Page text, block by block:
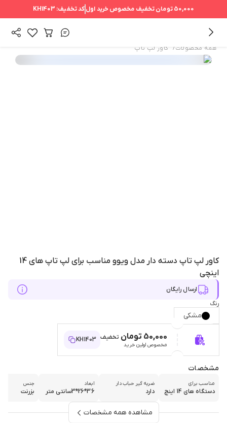
50,000 تومان تخفیف مخصوص خرید اولکد تخفیف: KH1403
همه محصولات/ کاور لپ تاپ
کاور لپ تاپ دسته دار مدل ویوو مناسب برای لپ تاپ های 14
اینچی
ارسال رایگان
رنگ
مشکی
50,000 تومان تخفیف
مخصوص اولین خرید
KH1403
مشخصات
مناسب برای
دستگاه های 14 اینچ
ضربه گیر حباب دار
دارد
ابعاد
36*26*3سانتی متر
جنس
بزرنت
مشاهده همه مشخصات